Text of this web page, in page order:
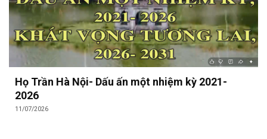
Họ Trần Hà Nội- Dấu ấn một nhiệm kỳ 2021-
2026
11/07/2026